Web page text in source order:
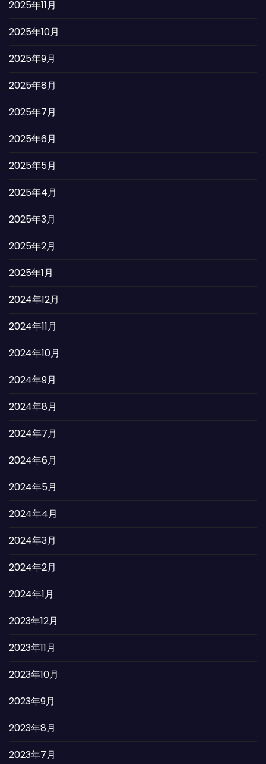
2025年11月
2025年10月
2025年9月
2025年8月
2025年7月
2025年6月
2025年5月
2025年4月
2025年3月
2025年2月
2025年1月
2024年12月
2024年11月
2024年10月
2024年9月
2024年8月
2024年7月
2024年6月
2024年5月
2024年4月
2024年3月
2024年2月
2024年1月
2023年12月
2023年11月
2023年10月
2023年9月
2023年8月
2023年7月